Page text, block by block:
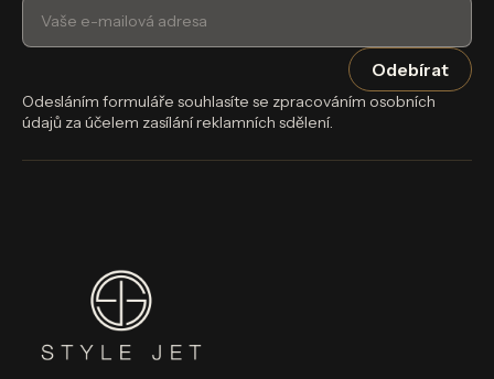
Odesláním formuláře souhlasíte se zpracováním osobních
údajů za účelem zasílání reklamních sdělení.